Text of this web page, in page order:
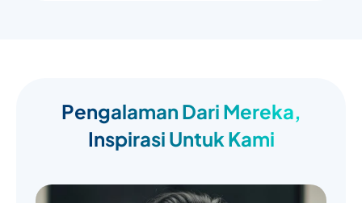
Pengalaman Dari Mereka,
Inspirasi Untuk Kami